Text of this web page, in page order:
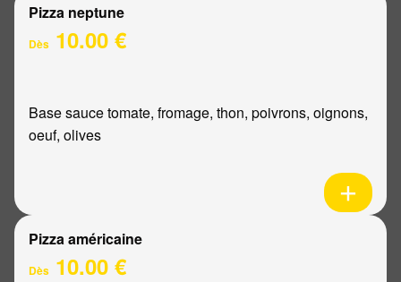
Pizza neptune
Dès 10.00 €
Base sauce tomate, fromage, thon, poivrons, oignons,
oeuf, olives
Pizza américaine
Dès 10.00 €